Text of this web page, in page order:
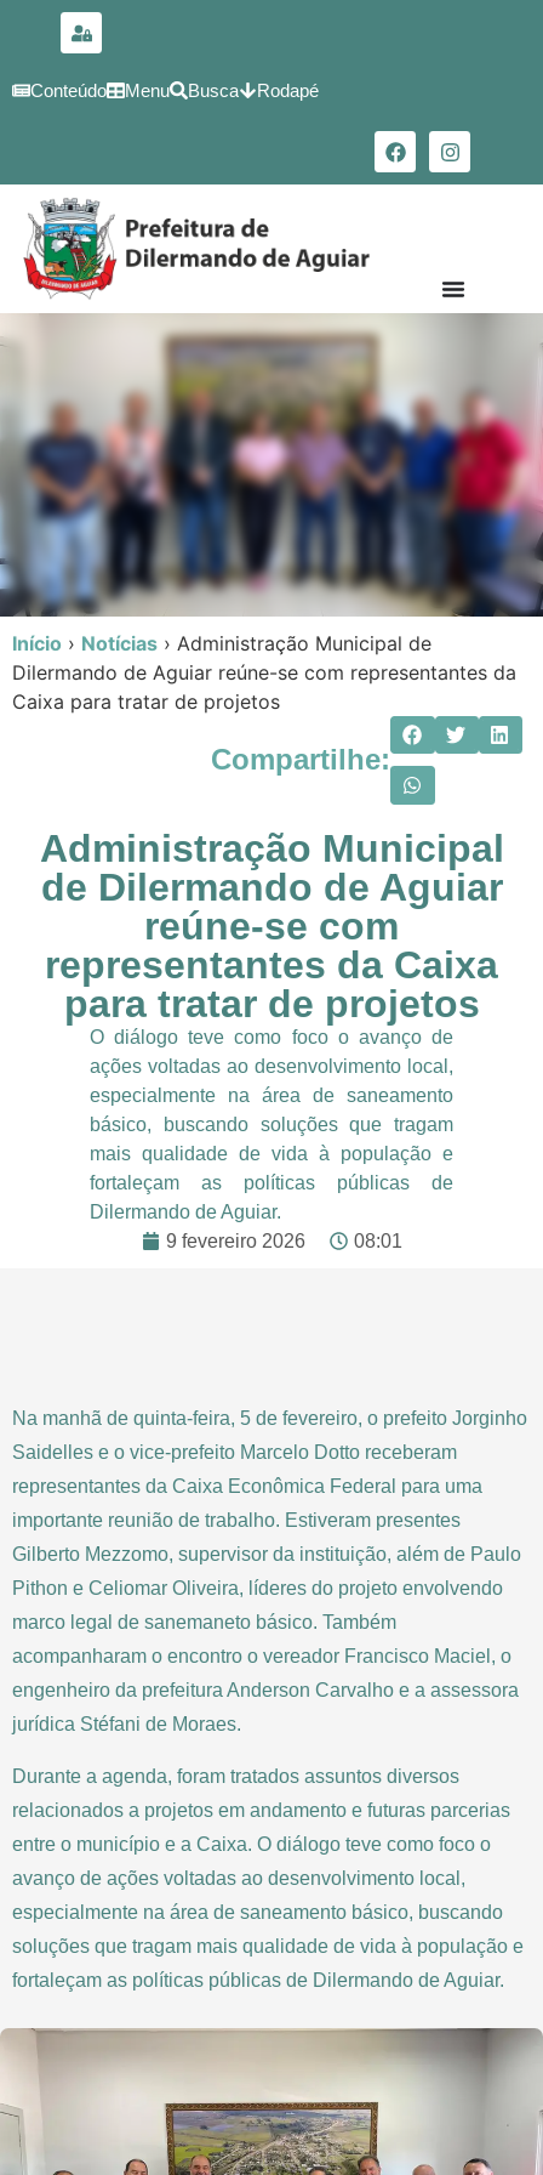
conteúdo
Conteúdo Menu Busca Rodapé
Início › Notícias › Administração Municipal de
Dilermando de Aguiar reúne-se com representantes da
Caixa para tratar de projetos
Compartilhe:
Administração Municipal
de Dilermando de Aguiar
reúne-se com
representantes da Caixa
para tratar de projetos
O diálogo teve como foco o avanço de
ações voltadas ao desenvolvimento local,
especialmente na área de saneamento
básico, buscando soluções que tragam
mais qualidade de vida à população e
fortaleçam as políticas públicas de
Dilermando de Aguiar.
9 fevereiro 2026
08:01
Na manhã de quinta-feira, 5 de fevereiro, o prefeito Jorginho
Saidelles e o vice-prefeito Marcelo Dotto receberam
representantes da Caixa Econômica Federal para uma
importante reunião de trabalho. Estiveram presentes
Gilberto Mezzomo, supervisor da instituição, além de Paulo
Pithon e Celiomar Oliveira, líderes do projeto envolvendo
marco legal de sanemaneto básico. Também
acompanharam o encontro o vereador Francisco Maciel, o
engenheiro da prefeitura Anderson Carvalho e a assessora
jurídica Stéfani de Moraes.
Durante a agenda, foram tratados assuntos diversos
relacionados a projetos em andamento e futuras parcerias
entre o município e a Caixa. O diálogo teve como foco o
avanço de ações voltadas ao desenvolvimento local,
especialmente na área de saneamento básico, buscando
soluções que tragam mais qualidade de vida à população e
fortaleçam as políticas públicas de Dilermando de Aguiar.